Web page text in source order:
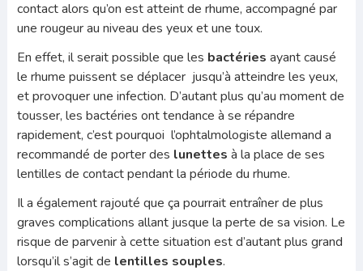
contact alors qu’on est atteint de rhume, accompagné par
une rougeur au niveau des yeux et une toux.
En effet, il serait possible que les bactéries ayant causé
le rhume puissent se déplacer jusqu’à atteindre les yeux,
et provoquer une infection. D’autant plus qu’au moment de
tousser, les bactéries ont tendance à se répandre
rapidement, c’est pourquoi l’ophtalmologiste allemand a
recommandé de porter des lunettes à la place de ses
lentilles de contact pendant la période du rhume.
Il a également rajouté que ça pourrait entraîner de plus
graves complications allant jusque la perte de sa vision. Le
risque de parvenir à cette situation est d’autant plus grand
lorsqu’il s’agit de lentilles souples.